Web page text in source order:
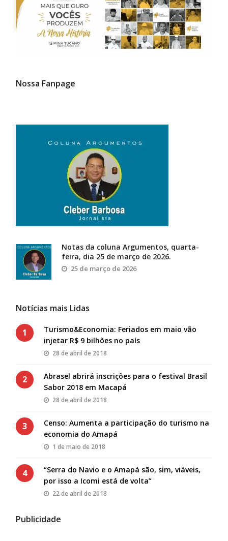
Nossa Fanpage
Notas da coluna Argumentos, quarta-
feira, dia 25 de março de 2026.
25 de março de 2026
Notícias mais Lidas
1
Turismo&Economia: Feriados em maio vão
injetar R$ 9 bilhões no país
28 de abril de 2018
2
Abrasel abrirá inscrições para o festival Brasil
Sabor 2018 em Macapá
28 de abril de 2018
3
Censo: Aumenta a participação do turismo na
economia do Amapá
1 de maio de 2018
4
“Serra do Navio e o Amapá são, sim, viáveis,
por isso a Icomi está de volta”
22 de abril de 2018
Publicidade